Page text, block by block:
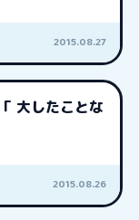
2015.08.27
大したことな
2015.08.26